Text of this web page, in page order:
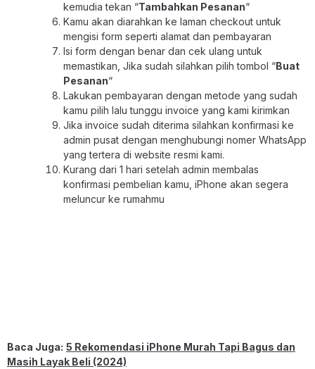
kemudia tekan “Tambahkan Pesanan“
Kamu akan diarahkan ke laman checkout untuk
mengisi form seperti alamat dan pembayaran
Isi form dengan benar dan cek ulang untuk
memastikan, Jika sudah silahkan pilih tombol “Buat
Pesanan“
Lakukan pembayaran dengan metode yang sudah
kamu pilih lalu tunggu invoice yang kami kirimkan
Jika invoice sudah diterima silahkan konfirmasi ke
admin pusat dengan menghubungi nomer WhatsApp
yang tertera di website resmi kami.
Kurang dari 1 hari setelah admin membalas
konfirmasi pembelian kamu, iPhone akan segera
meluncur ke rumahmu
Baca Juga: 5 Rekomendasi iPhone Murah Tapi Bagus dan
Masih Layak Beli (2024)